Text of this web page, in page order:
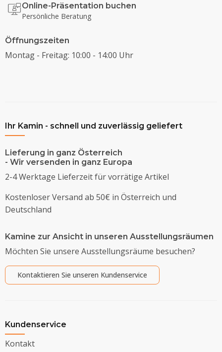
Online-Präsentation buchen
Persönliche Beratung
Öffnungszeiten
Montag - Freitag: 10:00 - 14:00 Uhr
Ihr Kamin - schnell und zuverlässig geliefert
Lieferung in ganz Österreich
- Wir versenden in ganz Europa
2-4 Werktage Lieferzeit für vorrätige Artikel
Kostenloser Versand ab 50€ in Österreich und
Deutschland
Kamine zur Ansicht in unseren Ausstellungsräumen
Möchten Sie unsere Ausstellungsräume besuchen?
Kontaktieren Sie unseren Kundenservice
Kundenservice
Kontakt